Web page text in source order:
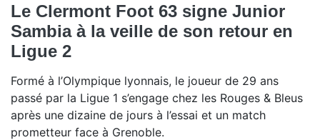
Le Clermont Foot 63 signe Junior
Sambia à la veille de son retour en
Ligue 2
Formé à l’Olympique lyonnais, le joueur de 29 ans
passé par la Ligue 1 s’engage chez les Rouges & Bleus
après une dizaine de jours à l’essai et un match
prometteur face à Grenoble.